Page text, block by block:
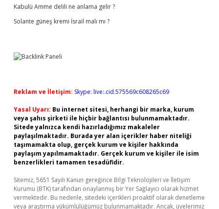
Kabulü Amme delili ne anlama gelir ?
Solante güneş kremi İsrail malı mı ?
Reklam ve İletişim: Skype: live:.cid.575569c608265c69
Yasal Uyarı: Bu internet sitesi, herhangi bir marka, kurum
veya şahıs şirketi ile hiçbir bağlantısı bulunmamaktadır.
Sitede yalnızca kendi hazırladığımız makaleler
paylaşılmaktadır. Burada yer alan içerikler haber niteliği
taşımamakta olup, gerçek kurum ve kişiler hakkında
paylaşım yapılmamaktadır. Gerçek kurum ve kişiler ile isim
benzerlikleri tamamen tesadüfidir.
Sitemiz, 5651 Sayılı Kanun gereğince Bilgi Teknolojileri ve İletişim
Kurumu (BTK) tarafından onaylanmış bir Yer Sağlayıcı olarak hizmet
vermektedir. Bu nedenle, sitedeki içerikleri proaktif olarak denetleme
veya araştırma yükümlülüğümüz bulunmamaktadır. Ancak, üyelerimiz